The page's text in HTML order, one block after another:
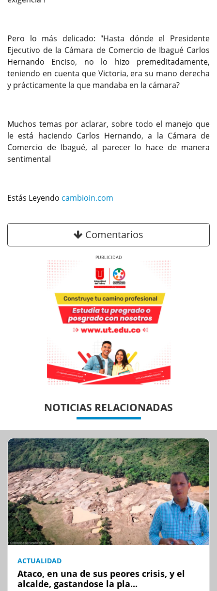
Pero lo más delicado: "Hasta dónde el Presidente
Ejecutivo de la Cámara de Comercio de Ibagué Carlos
Hernando Enciso, no lo hizo premeditadamente,
teniendo en cuenta que Victoria, era su mano derecha
y prácticamente la que mandaba en la cámara?
Muchos temas por aclarar, sobre todo el manejo que
le está haciendo Carlos Hernando, a la Cámara de
Comercio de Ibagué, al parecer lo hace de manera
sentimental
Estás Leyendo cambioin.com
Comentarios
NOTICIAS RELACIONADAS
ACTUALIDAD
Ataco, en una de sus peores crisis, y el
alcalde, gastandose la pla...